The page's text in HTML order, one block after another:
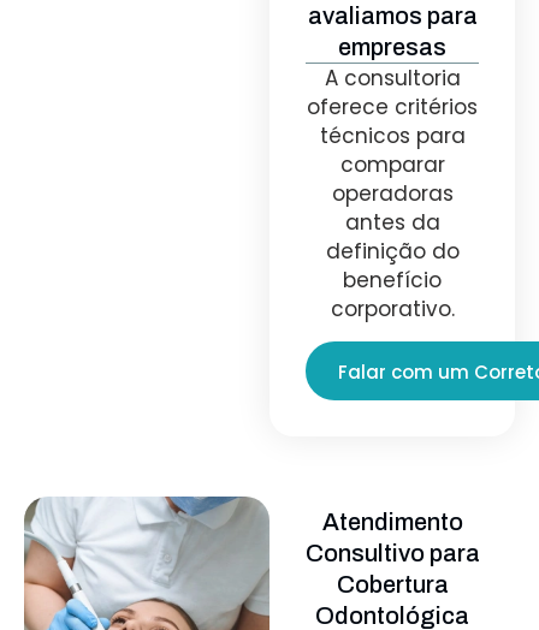
avaliamos para
empresas
A consultoria
oferece critérios
técnicos para
comparar
operadoras
antes da
definição do
benefício
corporativo.
Falar com um
Atendimento
Consultivo para
Cobertura
Odontológica